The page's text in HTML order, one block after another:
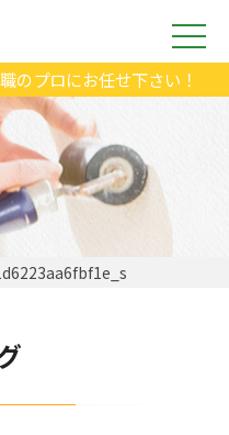
のプロにお任せ下さい！